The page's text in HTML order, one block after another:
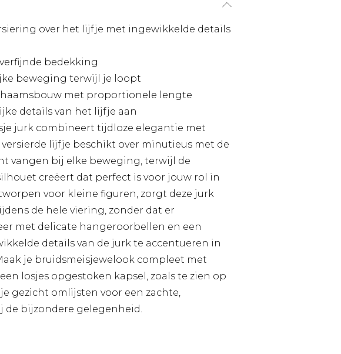
over het lijfje met ingewikkelde details
bedekking
beweging terwijl je loopt
met proportionele lengte
details van het lijfje aan
jurk combineert tijdloze elegantie met
lijfje beschikt over minutieus met de
vangen bij elke beweging, terwijl de
creëert dat perfect is voor jouw rol in
voor kleine figuren, zorgt deze jurk
de hele viering, zonder dat er
met delicate hangeroorbellen en een
details van de jurk te accentueren in
je bruidsmeisjewelook compleet met
losjes opgestoken kapsel, zoals te zien op
gezicht omlijsten voor een zachte,
bijzondere gelegenheid.